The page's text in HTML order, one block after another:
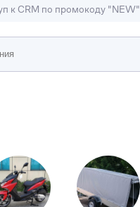
к CRM по промокоду "NEW"
и студии